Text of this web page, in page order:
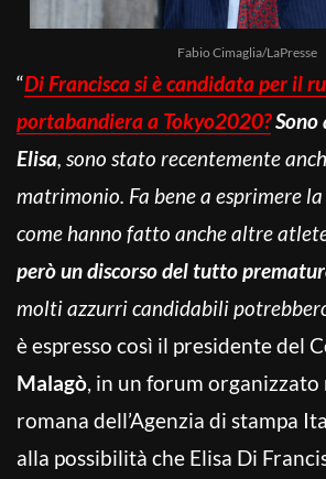
Fabio Cimaglia/LaPresse
“Di Francisca si è candidata per il
portabandiera a Tokyo2020?
Elisa, sono stato recentemente
matrimonio. Fa bene a esprimere
come hanno fatto anche altre
però un discorso del tutto
molti azzurri candidabili
è espresso così il presidente del
Malagò, in un forum organizzato
romana dell’Agenzia di stampa
alla possibilità che Elisa Di